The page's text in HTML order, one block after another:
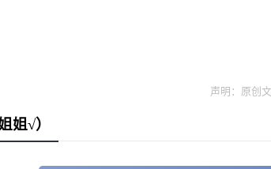
声明：原创
姐√）